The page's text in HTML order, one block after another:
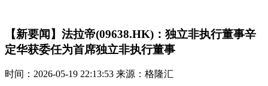
【新要闻】法拉帝(09638.HK)：独立非执行董事辛
定华获委任为首席独立非执行董事
时间：2026-05-19 22:13:53 来源：格隆汇